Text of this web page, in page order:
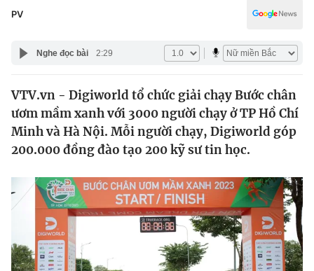
Pháp luật
Y tế
Thế giới
Tin tức
Thế giới đó đây
Câu chuyện quốc tế
Kinh tế
Thị trường
Góc doanh nghiệp
Dữ liệu và đời sống
Truyền hình
Phim VTV
Giải trí
PV
Nghe đọc bài 2:29
VTV.vn - Digiworld tổ chức giải chạy Bước chân
ươm mầm xanh với 3000 người chạy ở TP Hồ Chí
Minh và Hà Nội. Mỗi người chạy, Digiworld góp
200.000 đồng đào tạo 200 kỹ sư tin học.